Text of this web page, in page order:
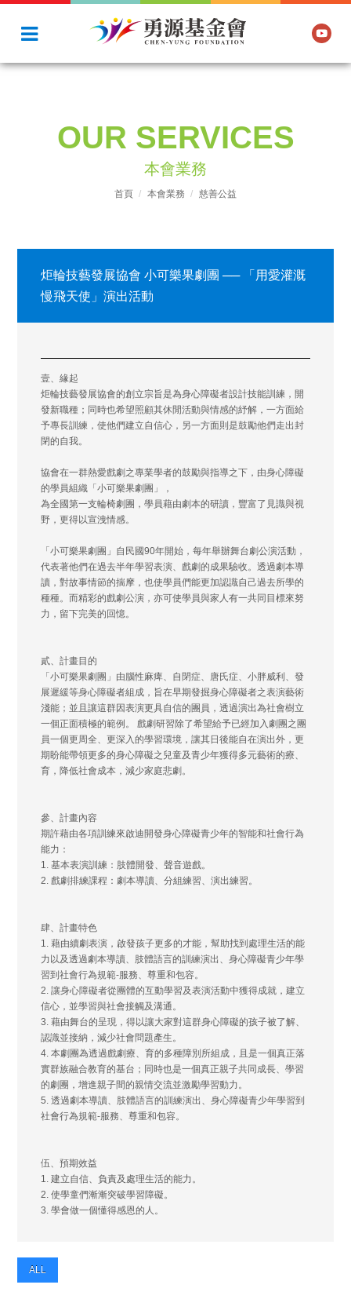
OUR SERVICES
本會業務
首頁 本會業務 慈善公益
炬輪技藝發展協會 小可樂果劇團 ── 「用愛灌溉
慢飛天使」演出活動
壹、緣起
炬輪技藝發展協會的創立宗旨是為身心障礙者設計技能訓練，開
發新職種；同時也希望照顧其休閒活動與情感的紓解，一方面給
予專長訓練，使他們建立自信心，另一方面則是鼓勵他們走出封
閉的自我。
協會在一群熱愛戲劇之專業學者的鼓勵與指導之下，由身心障礙
的學員組織「小可樂果劇團」，
為全國第一支輪椅劇團，學員藉由劇本的研讀，豐富了見識與視
野，更得以宣洩情感。
「小可樂果劇團」自民國90年開始，每年舉辦舞台劇公演活動，
代表著他們在過去半年學習表演、戲劇的成果驗收。透過劇本導
讀，對故事情節的揣摩，也使學員們能更加認識自己過去所學的
種種。而精彩的戲劇公演，亦可使學員與家人有一共同目標來努
力，留下完美的回憶。
貳、計畫目的
「小可樂果劇團」由腦性麻痺、自閉症、唐氏症、小胖威利、發
展遲緩等身心障礙者組成，旨在早期發掘身心障礙者之表演藝術
淺能；並且讓這群因表演更具自信的團員，透過演出為社會樹立
一個正面積極的範例。 戲劇研習除了希望給予已經加入劇團之團
員一個更周全、更深入的學習環境，讓其日後能自在演出外，更
期盼能帶領更多的身心障礙之兒童及青少年獲得多元藝術的療、
育，降低社會成本，減少家庭悲劇。
參、計畫內容
期許藉由各項訓練來啟迪開發身心障礙青少年的智能和社會行為
能力：
1. 基本表演訓練：肢體開發、聲音遊戲。
2. 戲劇排練課程：劇本導讀、分組練習、演出練習。
肆、計畫特色
1. 藉由續劇表演，啟發孩子更多的才能，幫助找到處理生活的能
力以及透過劇本導讀、肢體語言的訓練演出、身心障礙青少年學
習到社會行為規範-服務、尊重和包容。
2. 讓身心障礙者從團體的互動學習及表演活動中獲得成就，建立
信心，並學習與社會接觸及溝通。
3. 藉由舞台的呈現，得以讓大家對這群身心障礙的孩子被了解、
認識並接納，減少社會問題產生。
4. 本劇團為透過戲劇療、育的多種障別所組成，且是一個真正落
實群族融合教育的基台；同時也是一個真正親子共同成長、學習
的劇團，增進親子間的親情交流並激勵學習動力。
5. 透過劇本導讀、肢體語言的訓練演出、身心障礙青少年學習到
社會行為規範-服務、尊重和包容。
伍、預期效益
1. 建立自信、負責及處理生活的能力。
2. 使學童們漸漸突破學習障礙。
3. 學會做一個懂得感恩的人。
ALL